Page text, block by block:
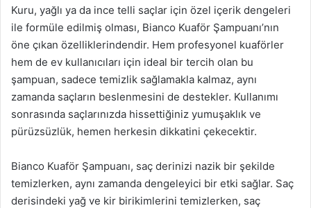
Kuru, yağlı ya da ince telli saçlar için özel içerik dengeleri
ile formüle edilmiş olması, Bianco Kuaför Şampuanı’nın
öne çıkan özelliklerindendir. Hem profesyonel kuaförler
hem de ev kullanıcıları için ideal bir tercih olan bu
şampuan, sadece temizlik sağlamakla kalmaz, aynı
zamanda saçların beslenmesini de destekler. Kullanımı
sonrasında saçlarınızda hissettiğiniz yumuşaklık ve
pürüzsüzlük, hemen herkesin dikkatini çekecektir.
Bianco Kuaför Şampuanı, saç derinizi nazik bir şekilde
temizlerken, aynı zamanda dengeleyici bir etki sağlar. Saç
derisindeki yağ ve kir birikimlerini temizlerken, saç